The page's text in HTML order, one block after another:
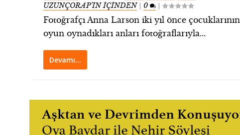
UZUNÇORAP’IN İÇİNDEN| 0 |
Fotoğrafçı Anna Larson iki yıl önce çocuklarının
oyun oynadıkları anları fotoğraflarıyla...
Devamı…